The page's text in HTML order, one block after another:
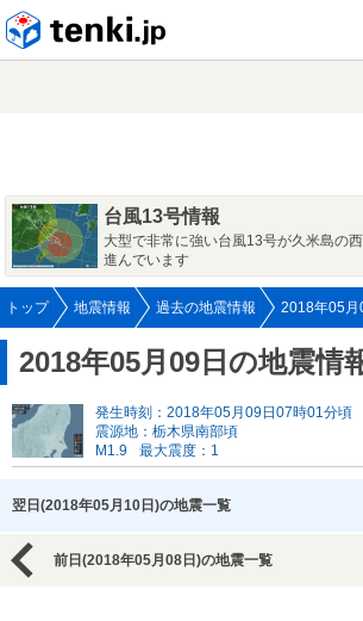
台風13号情報
大型で非常に強い台風13号が久米島の
進んでいます
トップ 地震情報 過去の地震情報 2018年05月
2018年05月09日の地震情
発生時刻：2018年05月09日07時01分頃
震源地：栃木県南部頃
M1.9
最大震度：1
翌日(2018年05月10日)の地震一覧
前日(2018年05月08日)の地震一覧